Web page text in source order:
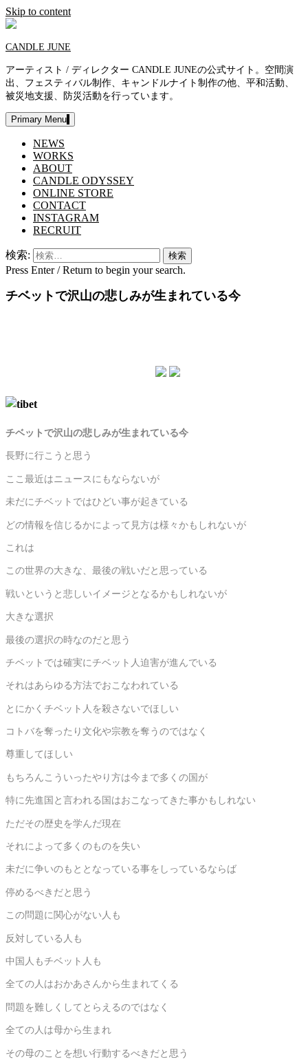
Skip to content
CANDLE JUNE
アーティスト / ディレクター CANDLE JUNEの公式サイト。空間演
出、フェスティバル制作、キャンドルナイト制作の他、平和活動、
被災地支援、防災活動を行っています。
Primary Menu
NEWS
WORKS
ABOUT
CANDLE ODYSSEY
ONLINE STORE
CONTACT
INSTAGRAM
RECRUIT
検索:
Press Enter / Return to begin your search.
チベットで沢山の悲しみが生まれている今
チベットで沢山の悲しみが生まれている今
長野に行こうと思う
ここ最近はニュースにもならないが
未だにチベットではひどい事が起きている
どの情報を信じるかによって見方は様々かもしれないが
これは
この世界の大きな、最後の戦いだと思っている
戦いというと悲しいイメージとなるかもしれないが
大きな選択
最後の選択の時なのだと思う
チベットでは確実にチベット人迫害が進んでいる
それはあらゆる方法でおこなわれている
とにかくチベット人を殺さないでほしい
コトバを奪ったり文化や宗教を奪うのではなく
尊重してほしい
もちろんこういったやり方は今まで多くの国が
特に先進国と言われる国はおこなってきた事かもしれない
ただその歴史を学んだ現在
それによって多くのものを失い
未だに争いのもととなっている事をしっているならば
停めるべきだと思う
この問題に関心がない人も
反対している人も
中国人もチベット人も
全ての人はおかあさんから生まれてくる
問題を難しくしてとらえるのではなく
全ての人は母から生まれ
その母のことを想い行動するべきだと思う